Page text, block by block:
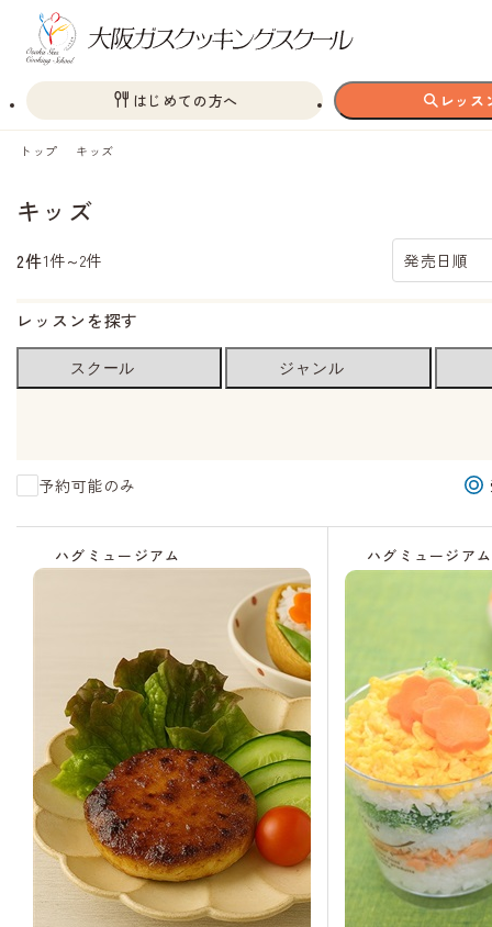
はじめての方へ レッス
トップ キッズ
キッズ
2件1件～2件 発売日順
レッスンを探す
スクール ジャンル
予約可能のみ
ハグミュージアム ハグミュージアム